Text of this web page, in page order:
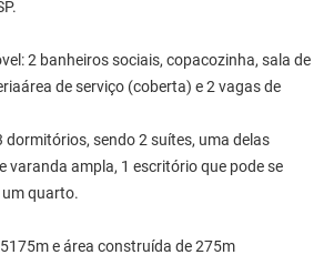
2 banheiros sociais, copacozinha, sala de
de serviço (coberta) e 2 vagas de
dormitórios, sendo 2 suítes, uma delas
varanda ampla, 1 escritório que pode se
quarto.
e área construída de 275m